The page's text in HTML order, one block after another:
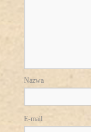
Nazwa
E-mail